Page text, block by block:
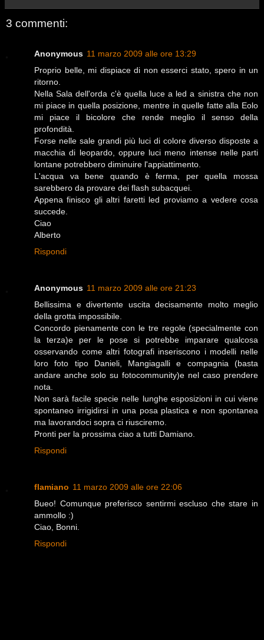
3 commenti:
Anonymous 11 marzo 2009 alle ore 13:29
Proprio belle, mi dispiace di non esserci stato, spero in un
ritorno.
Nella Sala dell'orda c'è quella luce a led a sinistra che non
mi piace in quella posizione, mentre in quelle fatte alla Eolo
mi piace il bicolore che rende meglio il senso della
profondità.
Forse nelle sale grandi più luci di colore diverso disposte a
macchia di leopardo, oppure luci meno intense nelle parti
lontane potrebbero diminuire l'appiattimento.
L'acqua va bene quando è ferma, per quella mossa
sarebbero da provare dei flash subacquei.
Appena finisco gli altri faretti led proviamo a vedere cosa
succede.
Ciao
Alberto
Rispondi
Anonymous 11 marzo 2009 alle ore 21:23
Bellissima e divertente uscita decisamente molto meglio
della grotta impossibile.
Concordo pienamente con le tre regole (specialmente con
la terza)e per le pose si potrebbe imparare qualcosa
osservando come altri fotografi inseriscono i modelli nelle
loro foto tipo Danieli, Mangiagalli e compagnia (basta
andare anche solo su fotocommunity)e nel caso prendere
nota.
Non sarà facile specie nelle lunghe esposizioni in cui viene
spontaneo irrigidirsi in una posa plastica e non spontanea
ma lavorandoci sopra ci riusciremo.
Pronti per la prossima ciao a tutti Damiano.
Rispondi
flamiano 11 marzo 2009 alle ore 22:06
Bueo! Comunque preferisco sentirmi escluso che stare in
ammollo :)
Ciao, Bonni.
Rispondi